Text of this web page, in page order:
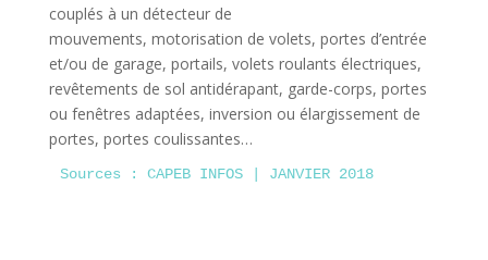
couplés à un détecteur de
mouvements, motorisation de volets, portes d’entrée
et/ou de garage, portails, volets roulants électriques,
revêtements de sol antidérapant, garde-corps, portes
ou fenêtres adaptées, inversion ou élargissement de
portes, portes coulissantes…
Sources : CAPEB INFOS | JANVIER 2018